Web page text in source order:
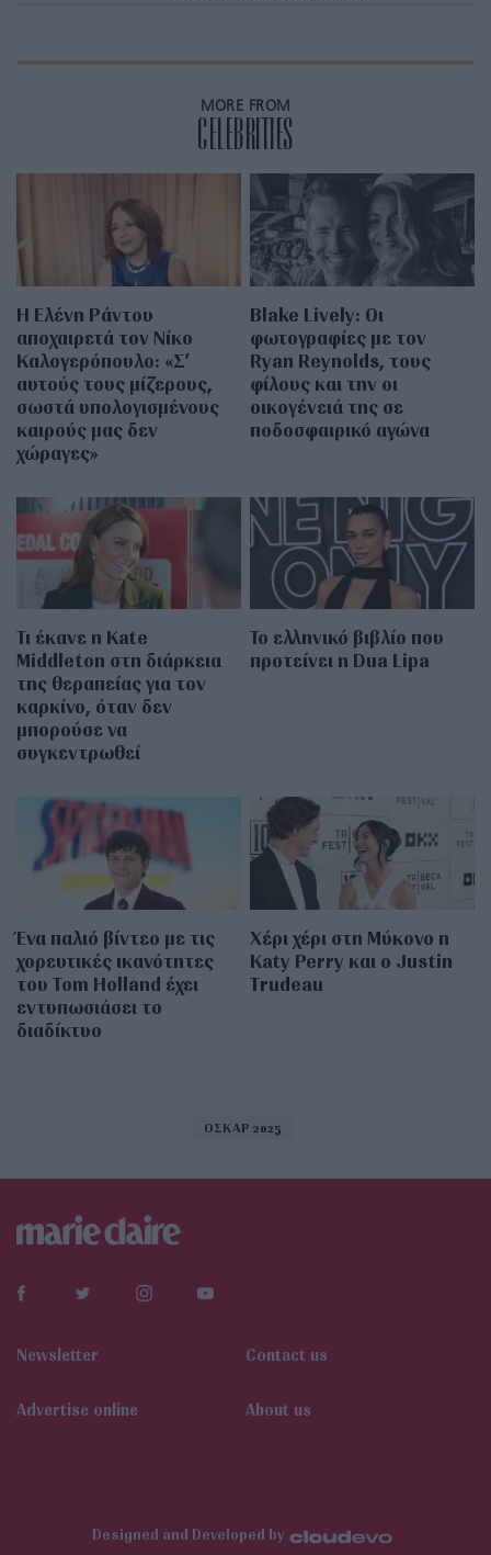
MORE FROM
CELEBRITIES
Η Ελένη Ράντου
αποχαιρετά τον Νίκο
Καλογερόπουλο: «Σ’
αυτούς τους μίζερους,
σωστά υπολογισμένους
καιρούς μας δεν
χώραγες»
Blake Lively: Οι
φωτογραφίες με τον
Ryan Reynolds, τους
φίλους και την οι
οικογένειά της σε
ποδοσφαιρικό αγώνα
Τι έκανε η Kate
Middleton στη διάρκεια
της θεραπείας για τον
καρκίνο, όταν δεν
μπορούσε να
συγκεντρωθεί
Το ελληνικό βιβλίο που
προτείνει η Dua Lipa
Ένα παλιό βίντεο με τις
χορευτικές ικανότητες
του Tom Holland έχει
εντυπωσιάσει το
διαδίκτυο
Χέρι χέρι στη Μύκονο η
Katy Perry και ο Justin
Trudeau
ΟΣΚΑΡ 2025
Newsletter Contact us
Αdvertise online About us
Designed and Developed by